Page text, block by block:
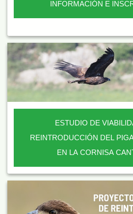
INFORMACIÓN E
ESTUDIO DE
REINTRODUCCIÓN DEL
EN LA CORNISA